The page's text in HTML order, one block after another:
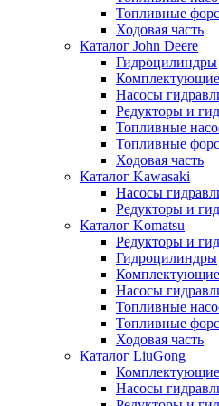
Топливные
Ходовая часть
Каталог John Deere
Гидроцилиндры
Насосы
Редукторы и
Топливные
Топливные
Ходовая часть
Каталог Kawasaki
Насосы
Редукторы и
Каталог Komatsu
Редукторы и
Гидроцилиндры
Насосы
Топливные
Топливные
Ходовая часть
Каталог LiuGong
Насосы